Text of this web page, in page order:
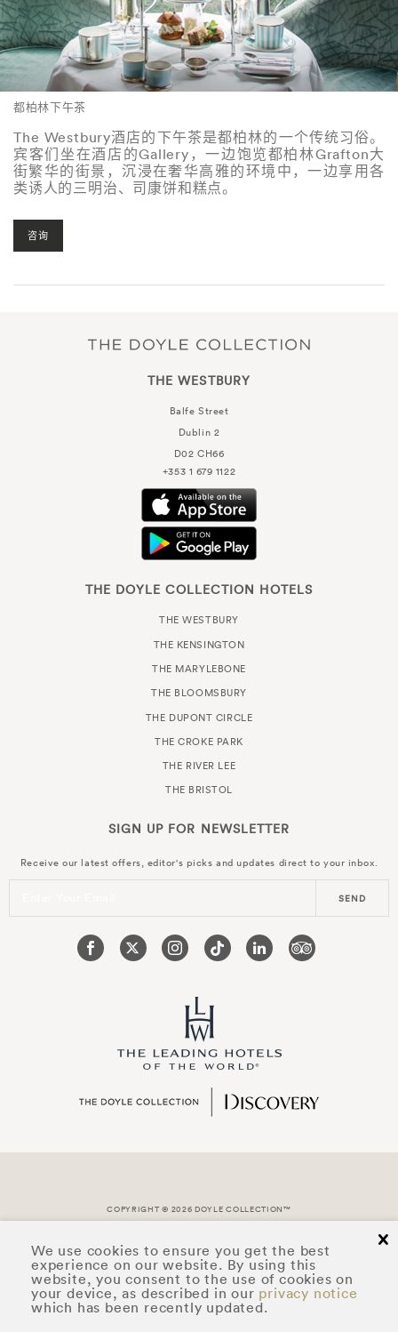
We use cookies to ensure you get the best
experience on our website. By using this
website, you consent to the use of cookies on
your device, as described in our privacy notice
which has been recently updated.
都柏林下午茶
The Westbury酒店的下午茶是都柏林的一个传统习俗。
宾客们坐在酒店的Gallery，一边饱览都柏林Grafton大
街繁华的街景，沉浸在奢华高雅的环境中，一边享用各
类诱人的三明治、司康饼和糕点。
咨询
THE WESTBURY
Balfe Street
Dublin 2
D02 CH66
+353 1 679 1122
THE DOYLE COLLECTION HOTELS
THE WESTBURY
THE KENSINGTON
THE MARYLEBONE
THE BLOOMSBURY
THE DUPONT CIRCLE
THE CROKE PARK
THE RIVER LEE
THE BRISTOL
SIGN UP FOR NEWSLETTER
Receive our latest offers, editor's picks and updates direct to your inbox.
SEND
COPYRIGHT © 2026 DOYLE COLLECTION™